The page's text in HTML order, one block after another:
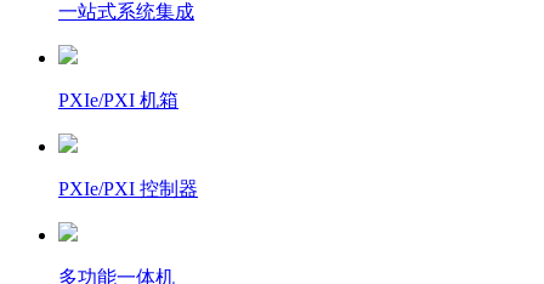
一站式系统集成
PXIe/PXI 机箱
PXIe/PXI 控制器
多功能一体机